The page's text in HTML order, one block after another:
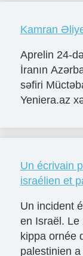
Kamran
Aprelin 24-
İranın
səfiri
Yeniera.az
Un écrivain
israélien et
Un incident
en Israël. Le
kippa ornée
palestinien a